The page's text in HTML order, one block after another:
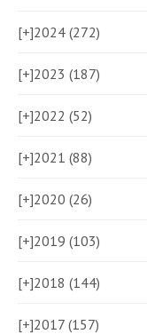
[+]2024 (272)
[+]2023 (187)
[+]2022 (52)
[+]2021 (88)
[+]2020 (26)
[+]2019 (103)
[+]2018 (144)
[+]2017 (157)